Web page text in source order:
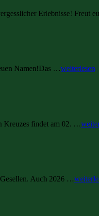
Erlebnisse! Freut
Namen!Das …weiterlesen
Kreuzes findet am 02. …
Auch 2026 …